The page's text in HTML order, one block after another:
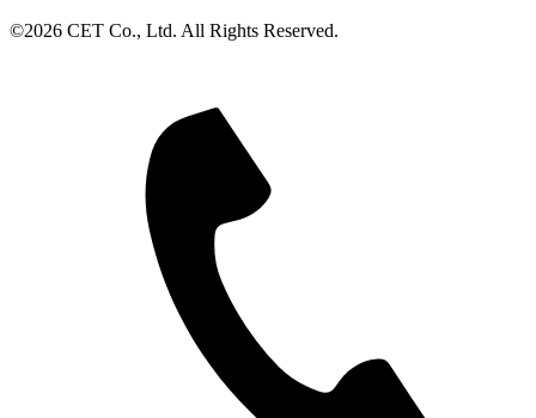
©2026 CET Co., Ltd. All Rights Reserved.